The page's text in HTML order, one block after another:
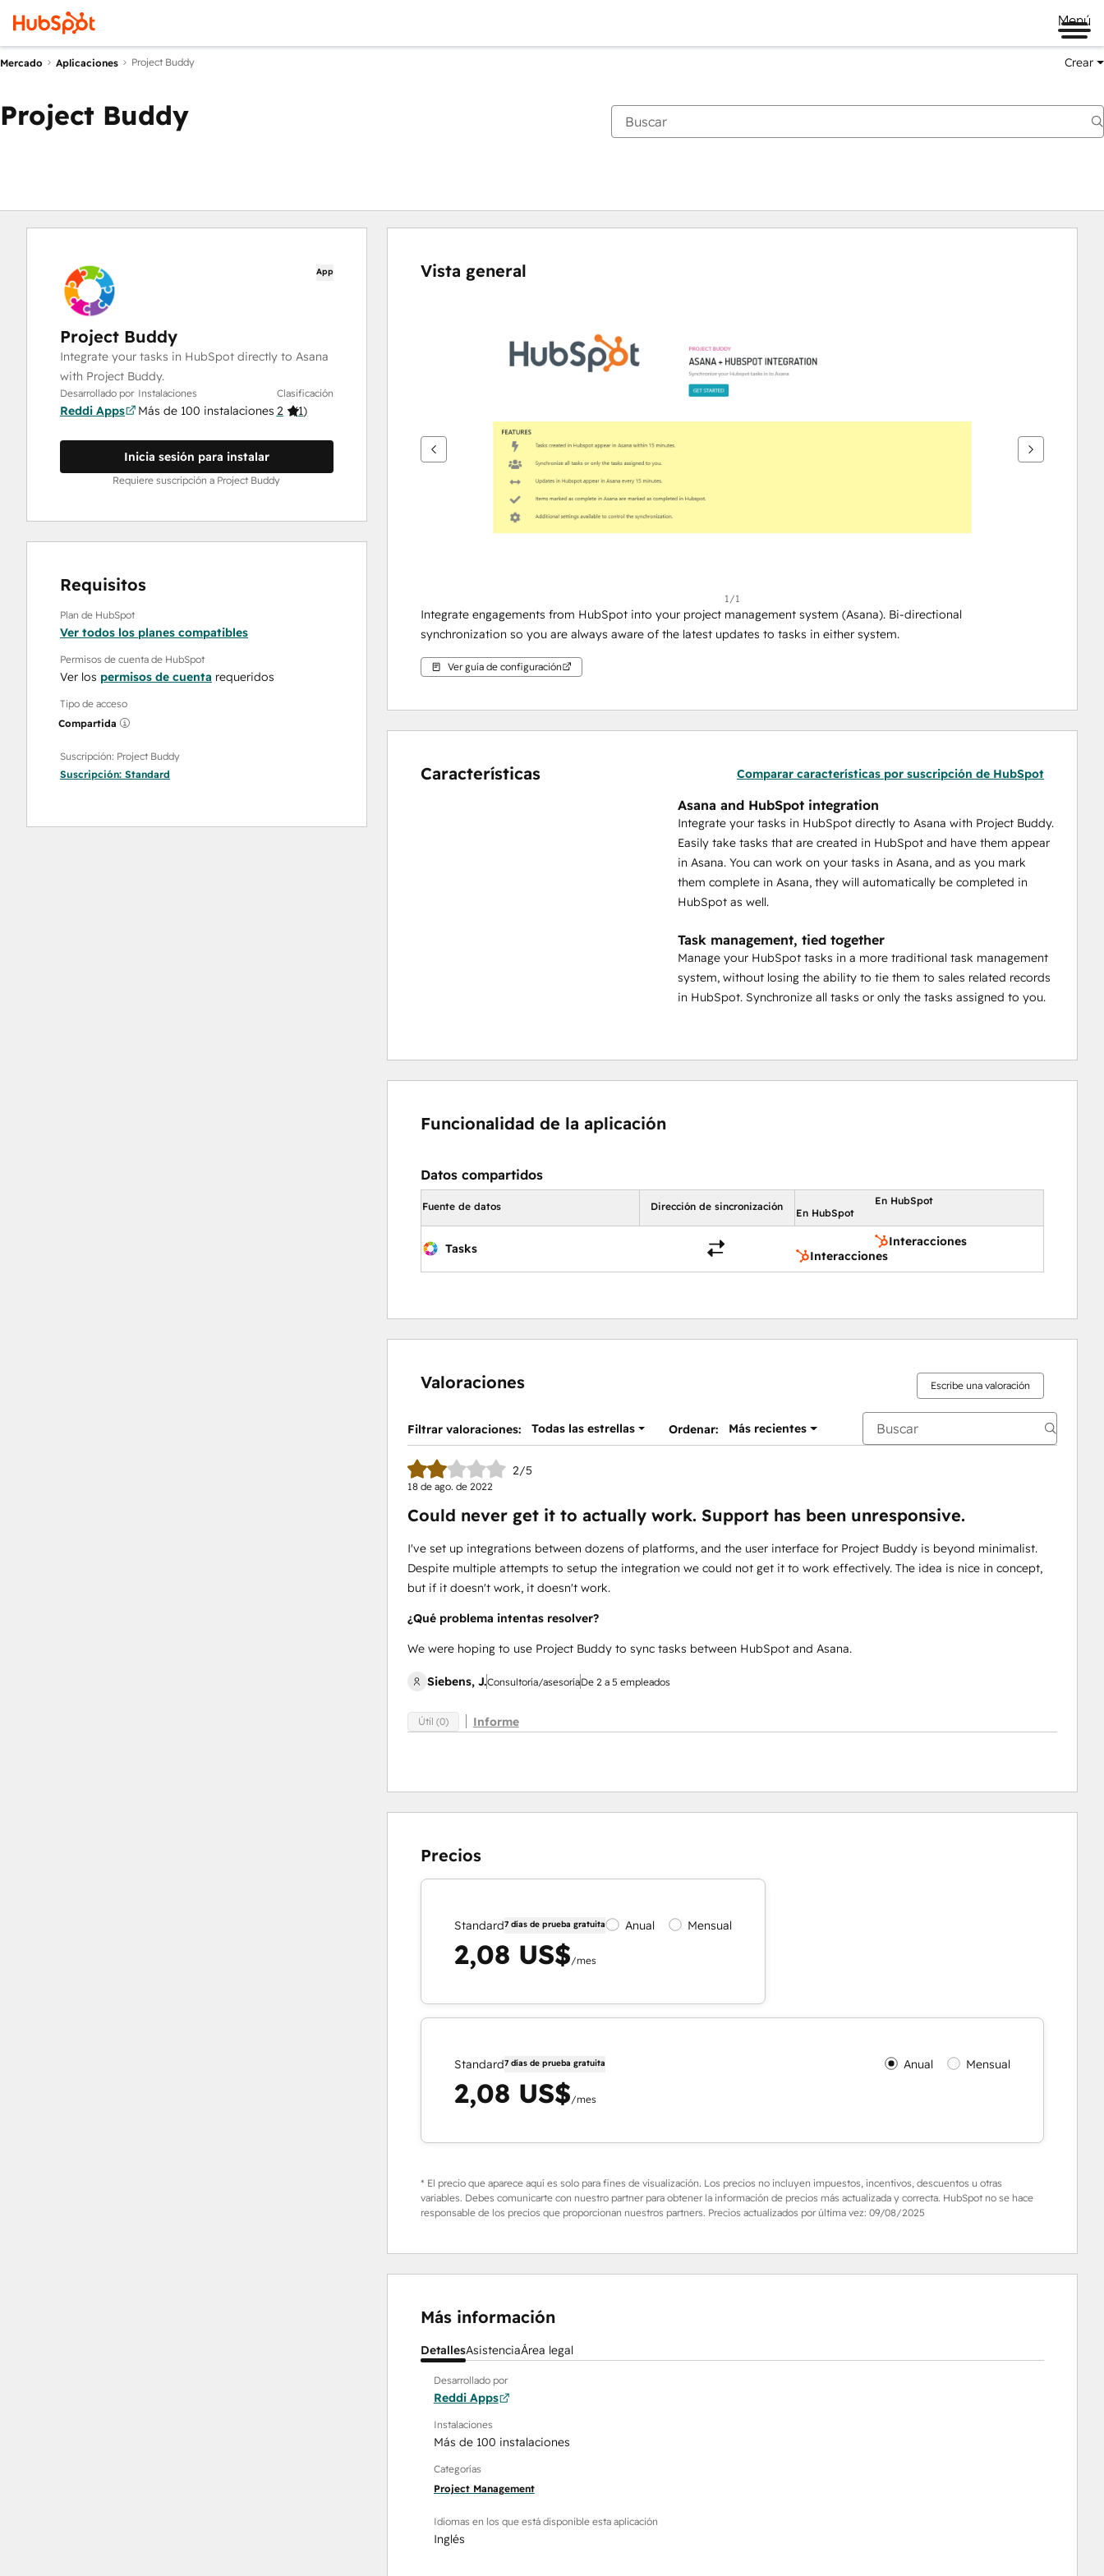
Menú
Mercado Aplicaciones Project Buddy Crear
Project Buddy
App
Project Buddy
Integrate your tasks in HubSpot directly to Asana
with Project Buddy.
Desarrollado por
Reddi Apps
Instalaciones
Más de 100 instalaciones
Clasificación
2 (1)
Inicia sesión para instalar
Requiere suscripción a Project Buddy
Requisitos
Plan de HubSpot
Ver todos los planes compatibles
Permisos de cuenta de HubSpot
Ver los permisos de cuenta requeridos
Tipo de acceso
Compartida
Suscripción: Project Buddy
Suscripción: Standard
Vista general
otros
elementos
1/1
Integrate engagements from HubSpot into your project management system (Asana). Bi-directional
synchronization so you are always aware of the latest updates to tasks in either system.
Ver guía de configuración
Características Comparar características por suscripción de HubSpot
Asana and HubSpot integration
Integrate your tasks in HubSpot directly to Asana with Project Buddy.
Easily take tasks that are created in HubSpot and have them appear
in Asana. You can work on your tasks in Asana, and as you mark
them complete in Asana, they will automatically be completed in
HubSpot as well.
Task management, tied together
Manage your HubSpot tasks in a more traditional task management
system, without losing the ability to tie them to sales related records
in HubSpot. Synchronize all tasks or only the tasks assigned to you.
Funcionalidad de la aplicación
Datos compartidos
Fuente de datos Dirección de sincronización
En HubSpot
En HubSpot
Tasks
Interacciones
Interacciones
Valoraciones Escribe una valoración
Filtrar valoraciones: Todas las estrellas Ordenar: Más recientes
2/5
18 de ago. de 2022
Could never get it to actually work. Support has been unresponsive.
I've set up integrations between dozens of platforms, and the user interface for Project Buddy is beyond minimalist.
Despite multiple attempts to setup the integration we could not get it to work effectively. The idea is nice in concept,
but if it doesn't work, it doesn't work.
¿Qué problema intentas resolver?
We were hoping to use Project Buddy to sync tasks between HubSpot and Asana.
Siebens, J.Consultoría/asesoríaDe 2 a 5 empleados
Útil (0) Informe
Precios
Standard7 días de prueba gratuita Anual Mensual
2,08 US$/mes
Standard7 días de prueba gratuita Anual Mensual
2,08 US$/mes
* El precio que aparece aquí es solo para fines de visualización. Los precios no incluyen impuestos, incentivos, descuentos u otras
variables. Debes comunicarte con nuestro partner para obtener la información de precios más actualizada y correcta. HubSpot no se hace
responsable de los precios que proporcionan nuestros partners. Precios actualizados por última vez: 09/08/2025
Más información
DetallesAsistenciaÁrea legal
Desarrollado por
Reddi Apps
Instalaciones
Más de 100 instalaciones
Categorías
Project Management
Idiomas en los que está disponible esta aplicación
Inglés